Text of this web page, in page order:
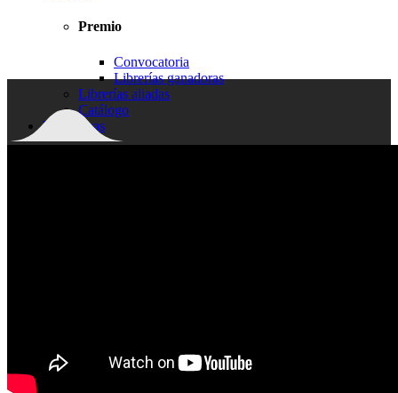
Premio
Convocatoria
Librerías ganadoras
Librerías aliadas
Catálogo
Bibliotecas